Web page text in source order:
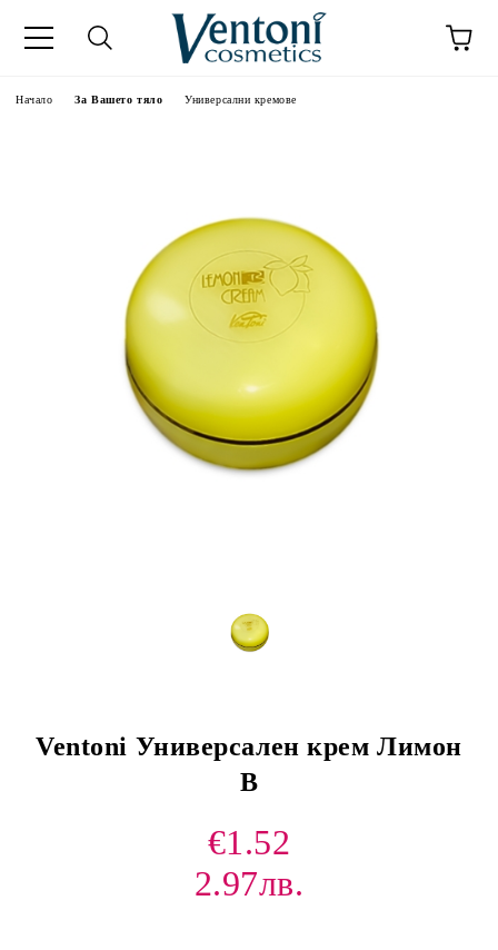
Начало За Вашето тяло Универсални кремове
Ventoni Универсален крем Лимон
В
€1.52
2.97лв.